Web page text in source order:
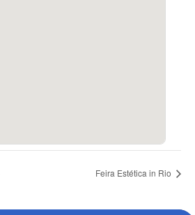
Feira Estética in Rio